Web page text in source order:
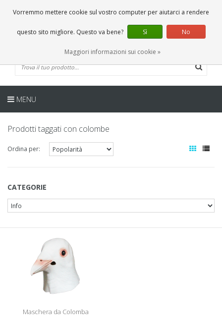
0 Articoli
IT
MENU
Prodotti taggati con colombe
Ordina per:
CATEGORIE
Maschera da Colomba
Vorremmo mettere cookie sul vostro computer per aiutarci a rendere
questo sito migliore. Questo va bene? Sì No
Maggiori informazioni sui cookie »